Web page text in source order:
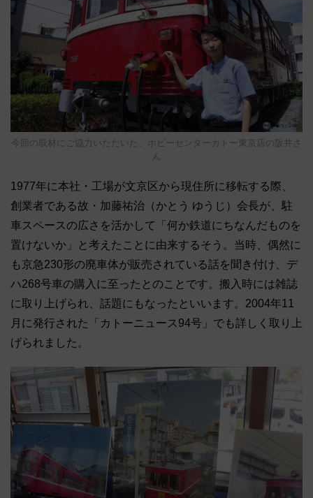
今回の取材にご協力いただいた、ホビーセンターカトー東京店の阪井さ
ん
1977年に本社・工場が文京区から現住所に移転する際、
創業者である故・加藤祐治（かとう ゆうじ）会長が、駐
車スペースの広さを活かして「何か鉄道にちなんだものを
置けないか」と考えたことに由来するそう。当時、偶然に
も京急230形の廃車体が販売されている話を聞き付け、デ
ハ268号車の購入に至ったとのことです。搬入時には雑誌
に取り上げられ、話題にもなったといいます。2004年11
月に発行された「カトーニュース94号」でも詳しく取り上
げられました。